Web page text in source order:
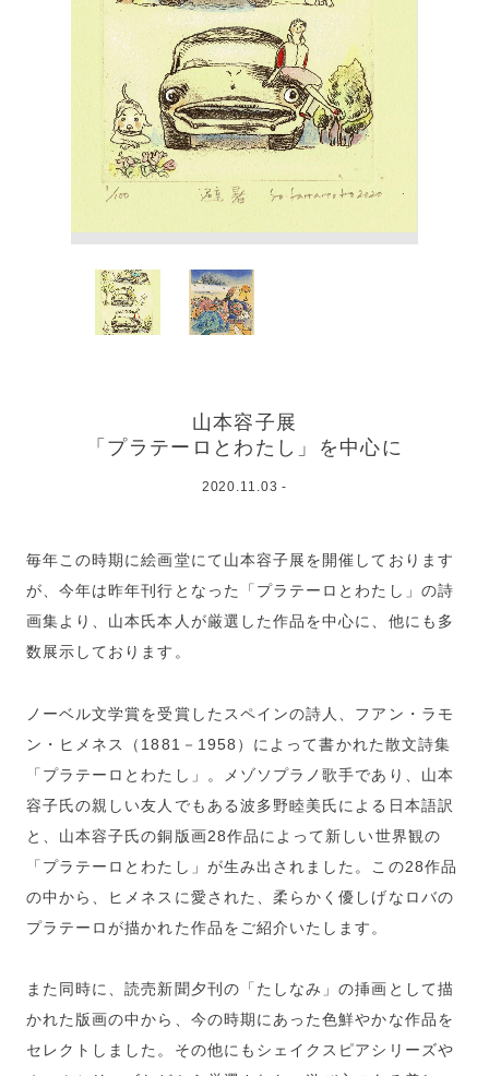
山本容子展
「プラテーロとわたし」を中心に
2020.11.03 -
毎年この時期に絵画堂にて山本容子展を開催しております
が、今年は昨年刊行となった「プラテーロとわたし」の詩
画集より、山本氏本人が厳選した作品を中心に、他にも多
数展示しております。
ノーベル文学賞を受賞したスペインの詩人、フアン・ラモ
ン・ヒメネス（1881－1958）によって書かれた散文詩集
「プラテーロとわたし」。メゾソプラノ歌手であり、山本
容子氏の親しい友人でもある波多野睦美氏による日本語訳
と、山本容子氏の銅版画28作品によって新しい世界観の
「プラテーロとわたし」が生み出されました。この28作品
の中から、ヒメネスに愛された、柔らかく優しげなロバの
プラテーロが描かれた作品をご紹介いたします。
また同時に、読売新聞夕刊の「たしなみ」の挿画として描
かれた版画の中から、今の時期にあった色鮮やかな作品を
セレクトしました。その他にもシェイクスピアシリーズや